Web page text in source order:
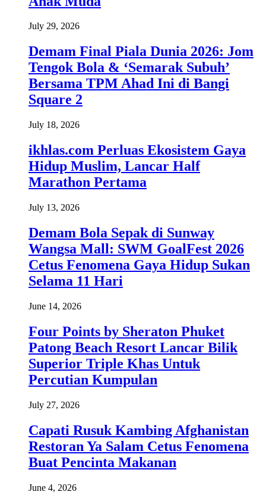
July 29, 2026
Demam Final Piala Dunia 2026: Jom
Tengok Bola & ‘Semarak Subuh’
Bersama TPM Ahad Ini di Bangi
Square 2
July 18, 2026
ikhlas.com Perluas Ekosistem Gaya
Hidup Muslim, Lancar Half
Marathon Pertama
July 13, 2026
Demam Bola Sepak di Sunway
Wangsa Mall: SWM GoalFest 2026
Cetus Fenomena Gaya Hidup Sukan
Selama 11 Hari
June 14, 2026
Four Points by Sheraton Phuket
Patong Beach Resort Lancar Bilik
Superior Triple Khas Untuk
Percutian Kumpulan
July 27, 2026
Capati Rusuk Kambing Afghanistan
Restoran Ya Salam Cetus Fenomena
Buat Pencinta Makanan
June 4, 2026